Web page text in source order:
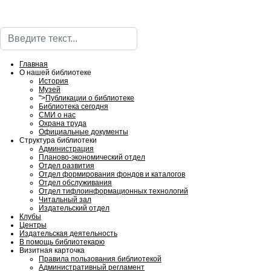
Поиск
Главная
О нашей библиотеке
История
Музей
">Публикации о библиотеке
Библиотека сегодня
СМИ о нас
Охрана труда
Официальные документы
Структура библиотеки
Администрация
Планово-экономический отдел
Отдел развития
Отдел формирования фондов и каталогов
Отдел обслуживания
Отдел тифлоинформационных технологий
Читальный зал
Издательский отдел
Клубы
Центры
Издательская деятельность
В помощь библиотекарю
Визитная карточка
Правила пользования библиотекой
Административный регламент